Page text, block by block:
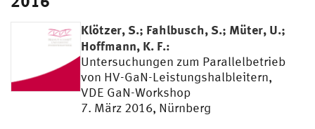
Klötzer, S.; Fahlbusch, S.; Müter, U.;
Hoffmann, K. F.:
Untersuchungen zum Parallelbetrieb
von HV-GaN-Leistungshalbleitern,
VDE GaN-Workshop
7. März 2016, Nürnberg